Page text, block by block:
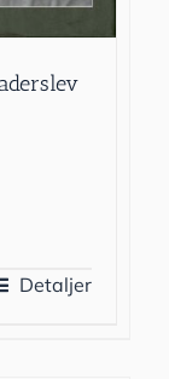
Detaljer